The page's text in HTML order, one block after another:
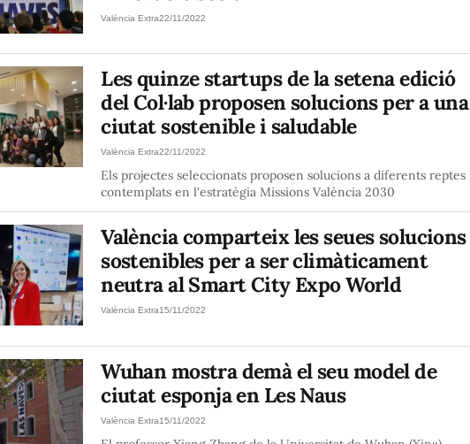
València Extra22/11/2022
Les quinze startups de la setena edició
del Col·lab proposen solucions per a una
ciutat sostenible i saludable
València Extra22/11/2022
Els projectes seleccionats proposen solucions a diferents reptes
contemplats en l'estratègia Missions València 2030
València comparteix les seues solucions
sostenibles per a ser climàticament
neutra al Smart City Expo World
València Extra15/11/2022
Wuhan mostra demà el seu model de
ciutat esponja en Les Naus
València Extra15/11/2022